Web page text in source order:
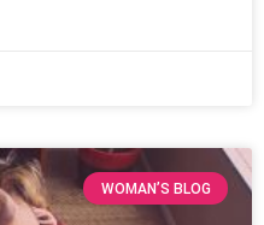
WOMAN’S BLOG